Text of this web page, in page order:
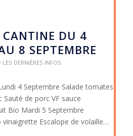
DU 4
8 SEPTEMBRE
• LES DERNIÈRES INFOS
4 Septembre Salade tomates
de porc VF sauce
Bio Mardi 5 Septembre
Escalope de volaille…